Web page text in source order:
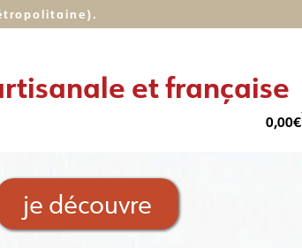
et française
0,00€
je découvre